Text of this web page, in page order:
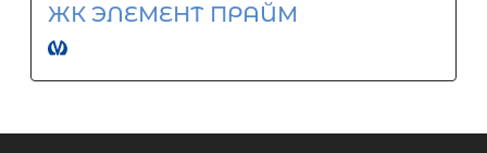
ЖК ЭЛЕМЕНТ ПРАЙМ